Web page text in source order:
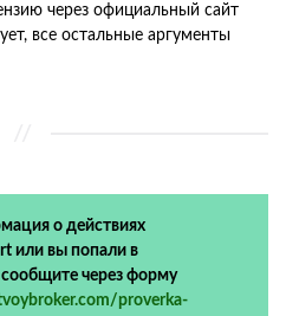
через официальный сайт
все остальные аргументы
о действиях
или вы попали в
через форму
proverka-